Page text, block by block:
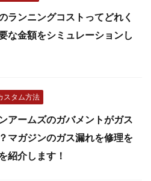
ランニングコストってどれく
な金額をシミュレーションし
スタム方法
アームズのガバメントがガス
マガジンのガス漏れを修理を
紹介します！